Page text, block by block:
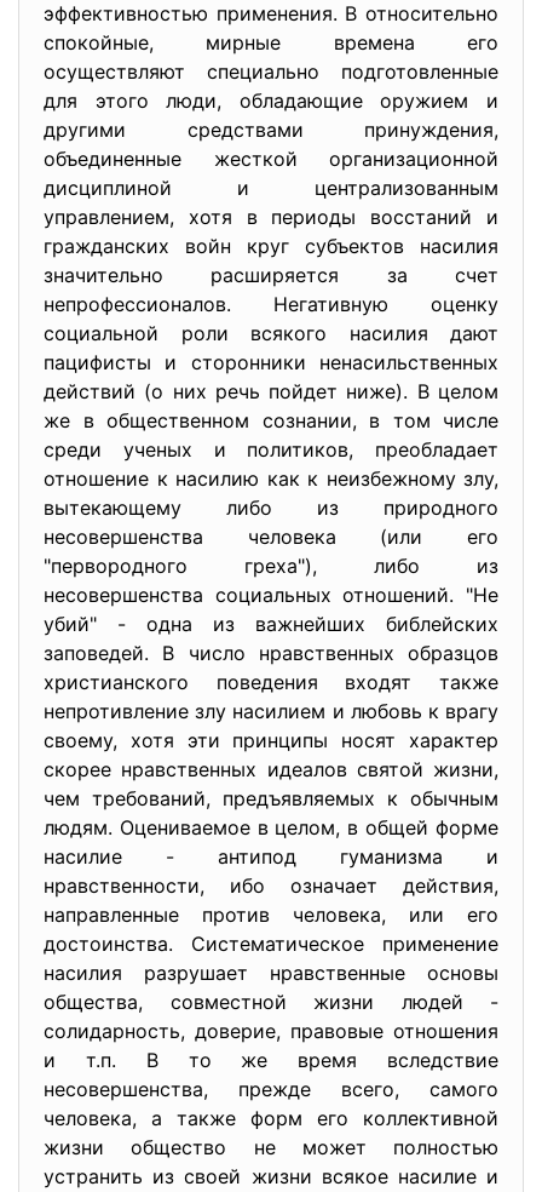
эффективностью применения. В относительно
спокойные, мирные времена его
осуществляют специально подготовленные
для этого люди, обладающие оружием и
другими средствами принуждения,
объединенные жесткой организационной
дисциплиной и централизованным
управлением, хотя в периоды восстаний и
гражданских войн круг субъектов насилия
значительно расширяется за счет
непрофессионалов. Негативную оценку
социальной роли всякого насилия дают
пацифисты и сторонники ненасильственных
действий (о них речь пойдет ниже). В целом
же в общественном сознании, в том числе
среди ученых и политиков, преобладает
отношение к насилию как к неизбежному злу,
вытекающему либо из природного
несовершенства человека (или его
"первородного греха"), либо из
несовершенства социальных отношений. "Не
убий" - одна из важнейших библейских
заповедей. В число нравственных образцов
христианского поведения входят также
непротивление злу насилием и любовь к врагу
своему, хотя эти принципы носят характер
скорее нравственных идеалов святой жизни,
чем требований, предъявляемых к обычным
людям. Оцениваемое в целом, в общей форме
насилие - антипод гуманизма и
нравственности, ибо означает действия,
направленные против человека, или его
достоинства. Систематическое применение
насилия разрушает нравственные основы
общества, совместной жизни людей -
солидарность, доверие, правовые отношения
и т.п. В то же время вследствие
несовершенства, прежде всего, самого
человека, а также форм его коллективной
жизни общество не может полностью
устранить из своей жизни всякое насилие и